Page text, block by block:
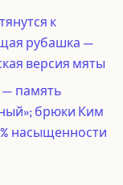
к
рубашка —
версия мяты
— память
брюки Ким
насыщенности